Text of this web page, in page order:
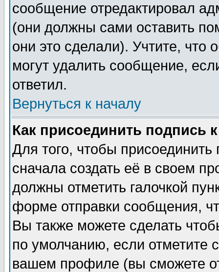
сообщение отредактировал
(они должны сами оставить
они это сделали). Учтите, что
могут удалить сообщение,
ответил.
Вернуться к началу
Как присоединить подпись
Для того, чтобы
сначала создать её в своем
должны отметить галочкой
форме отправки сообщения,
Вы также можете сделать
по умолчанию, если отметите
вашем профиле (вы сможете